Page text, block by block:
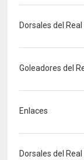
Dorsales del
Goleadores del
Enlaces
Dorsales del